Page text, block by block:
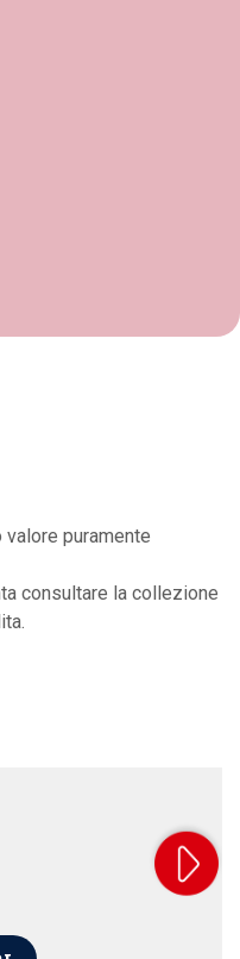
puramente
consultare la collezione